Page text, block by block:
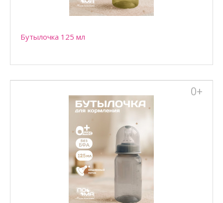
Бутылочка 125 мл для кормления детей с рождения,
находящихся на смешанном или искусственном вскармли..
Бутылочка 125 мл
0+